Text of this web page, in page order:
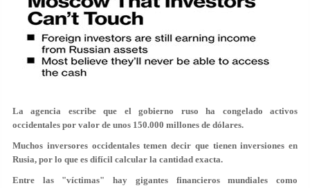
La agencia escribe que el gobierno ruso ha congelado activos
occidentales por valor de unos 150.000 millones de dólares.
Muchos inversores occidentales temen decir que tienen inversiones en
Rusia, por lo que es difícil calcular la cantidad exacta.
Entre las "víctimas" hay gigantes financieros mundiales como